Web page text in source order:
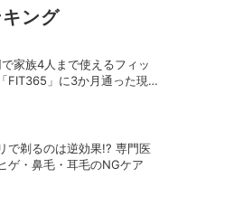
ング
家族4人まで使えるフィッ
FIT365」に3か月通った現在
で剃るのは逆効果!? 専門医
ゲ・鼻毛・耳毛のNGケア